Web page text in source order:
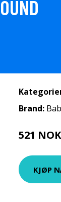
Brand:
521 NOK
KJØP